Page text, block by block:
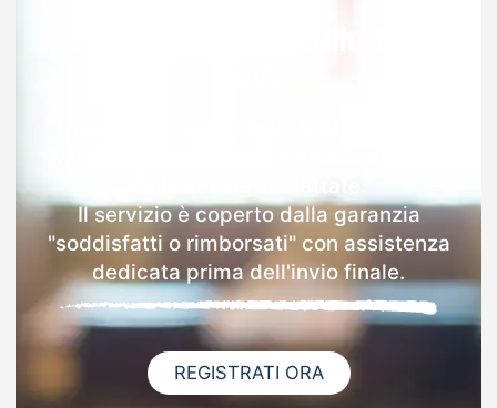
Il servizio è coperto dalla garanzia
"soddisfatti o rimborsati" con assistenza
dedicata prima dell'invio finale.
REGISTRATI ORA